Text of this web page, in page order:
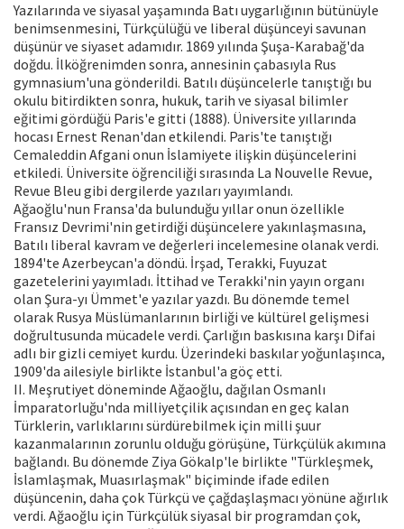
Yazılarında ve siyasal yaşamında Batı uygarlığının bütünüyle
benimsenmesini, Türkçülüğü ve liberal düşünceyi savunan
düşünür ve siyaset adamıdır. 1869 yılında Şuşa-Karabağ'da
doğdu. İlköğrenimden sonra, annesinin çabasıyla Rus
gymnasium'una gönderildi. Batılı düşüncelerle tanıştığı bu
okulu bitirdikten sonra, hukuk, tarih ve siyasal bilimler
eğitimi gördüğü Paris'e gitti (1888). Üniversite yıllarında
hocası Ernest Renan'dan etkilendi. Paris'te tanıştığı
Cemaleddin Afgani onun İslamiyete ilişkin düşüncelerini
etkiledi. Üniversite öğrenciliği sırasında La Nouvelle Revue,
Revue Bleu gibi dergilerde yazıları yayımlandı.
Ağaoğlu'nun Fransa'da bulunduğu yıllar onun özellikle
Fransız Devrimi'nin getirdiği düşüncelere yakınlaşmasına,
Batılı liberal kavram ve değerleri incelemesine olanak verdi.
1894'te Azerbeycan'a döndü. İrşad, Terakki, Fuyuzat
gazetelerini yayımladı. İttihad ve Terakki'nin yayın organı
olan Şura-yı Ümmet'e yazılar yazdı. Bu dönemde temel
olarak Rusya Müslümanlarının birliği ve kültürel gelişmesi
doğrultusunda mücadele verdi. Çarlığın baskısına karşı Difai
adlı bir gizli cemiyet kurdu. Üzerindeki baskılar yoğunlaşınca,
1909'da ailesiyle birlikte İstanbul'a göç etti.
II. Meşrutiyet döneminde Ağaoğlu, dağılan Osmanlı
İmparatorluğu'nda milliyetçilik açısından en geç kalan
Türklerin, varlıklarını sürdürebilmek için milli şuur
kazanmalarının zorunlu olduğu görüşüne, Türkçülük akımına
bağlandı. Bu dönemde Ziya Gökalp'le birlikte "Türkleşmek,
İslamlaşmak, Muasırlaşmak" biçiminde ifade edilen
düşüncenin, daha çok Türkçü ve çağdaşlaşmacı yönüne ağırlık
verdi. Ağaoğlu için Türkçülük siyasal bir programdan çok,